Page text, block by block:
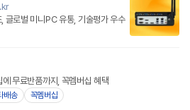
글로벌 미니PC 유통, 기술평가 우수
무료반품까지, 꼭멤버십 혜택
배송 꼭멤버십